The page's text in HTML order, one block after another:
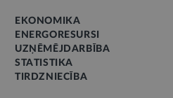
EKONOMIKA
ENERGORESURSI
UZŅĒMĒJDARBĪBA
STATISTIKA
TIRDZNIECĪBA